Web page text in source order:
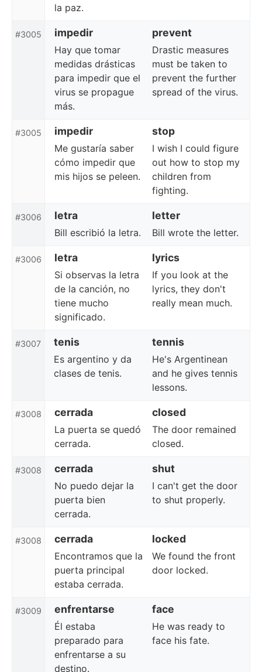
la paz.
#3005 impedir prevent
Hay que tomar
medidas drásticas
para impedir que el
virus se propague
más.
Drastic measures
must be taken to
prevent the further
spread of the virus.
#3005 impedir stop
Me gustaría saber
cómo impedir que
mis hijos se peleen.
I wish I could figure
out how to stop my
children from
fighting.
#3006 letra letter
Bill escribió la letra. Bill wrote the letter.
#3006 letra lyrics
Si observas la letra
de la canción, no
tiene mucho
significado.
If you look at the
lyrics, they don't
really mean much.
#3007 tenis tennis
Es argentino y da
clases de tenis.
He's Argentinean
and he gives tennis
lessons.
#3008 cerrada closed
La puerta se quedó
cerrada.
The door remained
closed.
#3008 cerrada shut
No puedo dejar la
puerta bien
cerrada.
I can't get the door
to shut properly.
#3008 cerrada locked
Encontramos que la
puerta principal
estaba cerrada.
We found the front
door locked.
#3009 enfrentarse face
Él estaba
preparado para
enfrentarse a su
destino.
He was ready to
face his fate.